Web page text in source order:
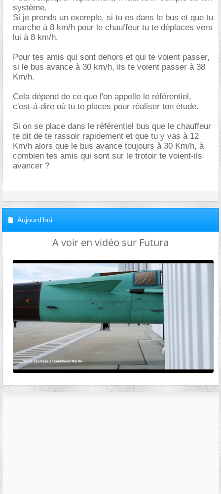
système.
Si je prends un exemple, si tu es dans le bus et que tu
marche à 8 km/h pour le chauffeur tu te déplaces vers
lui à 8 km/h.
Pour tes amis qui sont dehors et qui te voient passer,
si le bus avance à 30 km/h, ils te voient passer à 38
Km/h.
Cela dépend de ce que l'on appelle le référentiel,
c'est-à-dire où tu te places pour réaliser ton étude.
Si on se place dans le référentiel bus que le chauffeur
te dit de te rassoir rapidement et que tu y vas à 12
Km/h alors que le bus avance toujours à 30 Km/h, à
combien tes amis qui sont sur le trotoir te voient-ils
avancer ?
Aujourd'hui
A voir en vidéo sur Futura